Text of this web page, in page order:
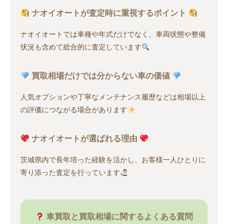
ナオイオートが査定時に重視するポイント
ナオイオートでは車種や年式だけでなく、車両状態や整備
状況も含めて総合的に査定しています
買取相場だけでは分からない車の価値
人気オプションや丁寧なメンテナンス履歴などは相場以上
の評価につながる場合があります
ナオイオートが選ばれる理由
茨城県内で長年培った経験を活かし、お客様一人ひとりに
寄り添った査定を行っています
車買取と買取相場に関するよくある質問